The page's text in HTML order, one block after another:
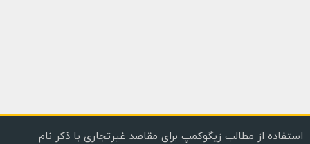
استفاده از مطالب زیگوکمپ برای مقاصد غیرتجاری با ذکر نام